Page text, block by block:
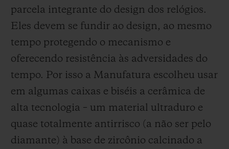
parcela integrante do design dos relógios.
Eles devem se fundir ao design, ao mesmo
tempo protegendo o mecanismo e
oferecendo resistência às adversidades do
tempo. Por isso a Manufatura escolheu usar
em algumas caixas e biséis a cerâmica de
alta tecnologia – um material ultraduro e
quase totalmente antirrisco (a não ser pelo
diamante) à base de zircônio calcinado a